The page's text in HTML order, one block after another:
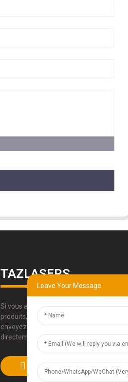
TAZLASERS
Si vous avez des questions sur nos
produits, veuillez utiliser nos coordonnées,
envoyez-nous un e-mail ou appelez-nous
directement.
SOUMETTRE
Leave Your Message